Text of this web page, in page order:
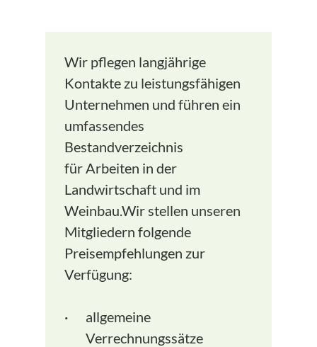
Wir pflegen langjährige
Kontakte zu leistungsfähigen
Unternehmen und führen ein
umfassendes
Bestandverzeichnis
für Arbeiten in der
Landwirtschaft und im
Weinbau.Wir stellen unseren
Mitgliedern folgende
Preisempfehlungen zur
Verfügung:
allgemeine
Verrechnungssätze